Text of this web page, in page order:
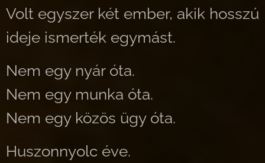
Volt egyszer két ember, akik hosszú
ideje ismerték egymást.
Nem egy nyár óta.
Nem egy munka óta.
Nem egy közös ügy óta.
Huszonnyolc éve.